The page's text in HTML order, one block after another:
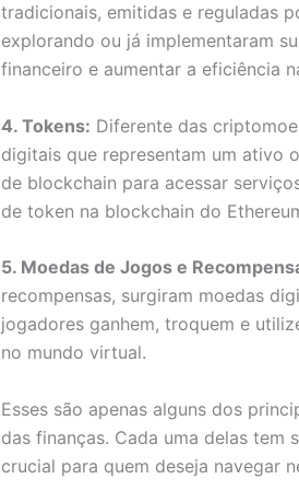
tradicionais, emitidas e reguladas
explorando ou já implementaram
financeiro e aumentar a eficiência
4. Tokens: Diferente das
digitais que representam um ativo
de blockchain para acessar
de token na blockchain do
5. Moedas de Jogos e
recompensas, surgiram moedas
jogadores ganhem, troquem e
no mundo virtual.
Esses são apenas alguns dos
das finanças. Cada uma delas tem
crucial para quem deseja navegar